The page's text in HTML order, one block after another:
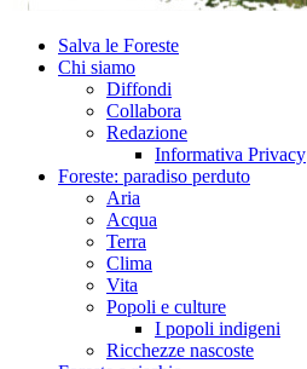
Salva le Foreste
Chi siamo
Diffondi
Collabora
Redazione
Informativa Privacy
Foreste: paradiso perduto
Aria
Acqua
Terra
Clima
Vita
Popoli e culture
I popoli indigeni
Ricchezze nascoste